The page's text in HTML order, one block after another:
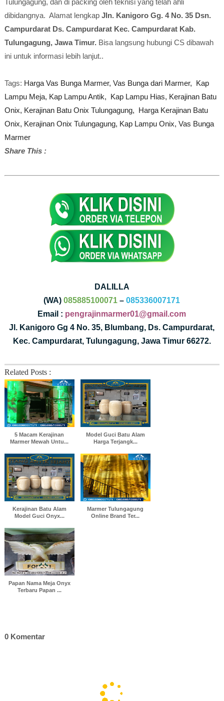
Tulungagung, dan di packing oleh teknisi yang telah ahli
dibidangnya. Alamat lengkap Jln. Kanigoro Gg. 4 No. 35 Dsn.
Campurdarat Ds. Campurdarat Kec. Campurdarat Kab.
Tulungagung, Jawa Timur.Bisa langsung hubungi CS dibawah
ini untuk informasi lebih lanjut..
Tags: Harga Vas Bunga Marmer, Vas Bunga dari Marmer, Kap
Lampu Meja, Kap Lampu Antik, Kap Lampu Hias, Kerajinan Batu
Onix, Kerajinan Batu Onix Tulungagung, Harga Kerajinan Batu
Onix, Kerajinan Onix Tulungagung, Kap Lampu Onix, Vas Bunga
Marmer
Share This :
DALILLA
(WA)085885100071 –085336007171
Email : pengrajinmarmer01@gmail.com
Jl. Kanigoro Gg 4 No. 35, Blumbang, Ds. Campurdarat,
Kec. Campurdarat, Tulungagung, Jawa Timur 66272.
Related Posts :
5 Macam Kerajinan
Marmer Mewah Untu...
Model Guci Batu Alam
Harga Terjangk...
Kerajinan Batu Alam
Model Guci Onyx...
Marmer Tulungagung
Online Brand Ter...
Papan Nama Meja Onyx
Terbaru Papan ...
0 Komentar